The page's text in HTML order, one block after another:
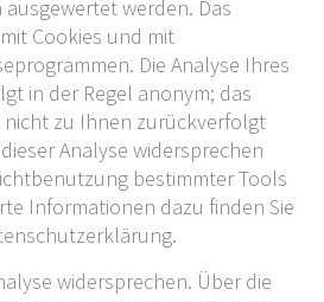
werden. Das
Cookies und mit
Die Analyse Ihres
in der Regel anonym; das
zu Ihnen zurückverfolgt
Analyse widersprechen
bestimmter Tools
Informationen dazu finden Sie
widersprechen. Über die